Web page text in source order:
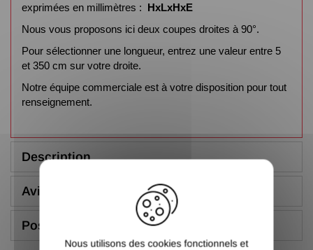
exprimées en millimètres : HxLxHxE
Nous vous proposons ici deux coupes droites à 90°.
Pour sélectionner une longueur, entrez une valeur entre 5
et 350 cm sur votre droite.
Notre équipe commerciale est à votre disposition pour tout
renseignement.
Description
Avis (5.00/5)
Poser une question
Nous utilisons des cookies fonctionnels et